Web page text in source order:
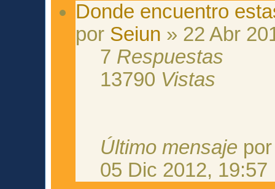
Donde encuentro
por Seiun » 22 Abr
7 Respuestas
13790 Vistas
Último mensaje
05 Dic 2012, 19:57